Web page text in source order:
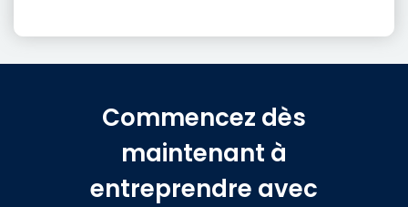
Commencez dès
maintenant à
entreprendre avec